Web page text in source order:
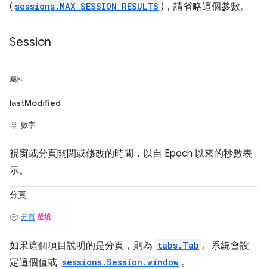
( sessions.MAX_SESSION_RESULTS )，請省略這個參數。
Session
屬性
lastModified
數字
視窗或分頁關閉或修改的時間，以自 Epoch 以來的秒數表
示。
分頁
分頁 選填
如果這個項目說明的是分頁，則為 tabs.Tab 。系統會設
定這個值或 sessions.Session.window 。